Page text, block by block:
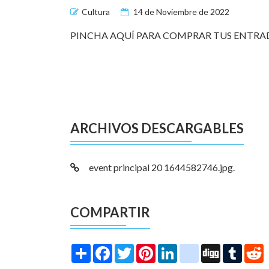
Cultura 14 de Noviembre de 2022
PINCHA AQUÍ PARA COMPRAR TUS
ARCHIVOS DESCARGABLES
event principal 20 1644582746.jpg.
COMPARTIR
Share Facebook
TwitterPinterestLinkedIninstagram
Digg Tumblr